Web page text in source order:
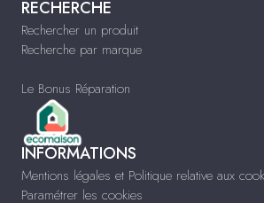
RECHERCHE
Rechercher un produit
Recherche par marque
Le Bonus Réparation
INFORMATIONS
Mentions légales et Politique relative aux
Paramétrer les cookies